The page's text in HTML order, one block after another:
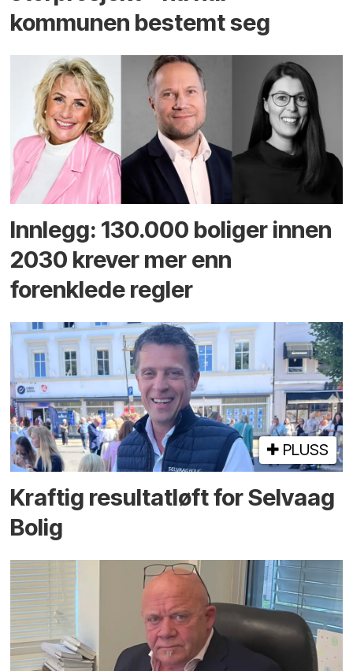
kommunen bestemt seg
Innlegg: 130.000 boliger innen
2030 krever mer enn
forenklede regler
PLUSS
Kraftig resultatløft for Selvaag
Bolig